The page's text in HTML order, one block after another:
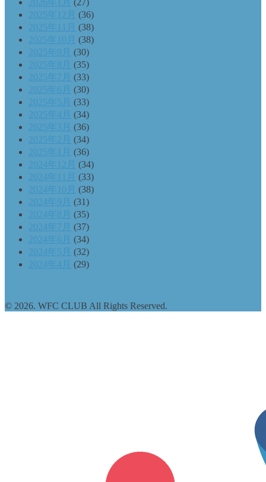
2025年12月 (36)
2025年11月 (38)
2025年10月 (38)
2025年9月 (30)
2025年8月 (35)
2025年7月 (33)
2025年6月 (30)
2025年5月 (33)
2025年4月 (34)
2025年3月 (36)
2025年2月 (34)
2025年1月 (36)
2024年12月 (34)
2024年11月 (33)
2024年10月 (38)
2024年9月 (31)
2024年8月 (35)
2024年7月 (37)
2024年6月 (34)
2024年5月 (32)
2024年4月 (29)
© 2026. WFC CLUB All Rights Reserved.